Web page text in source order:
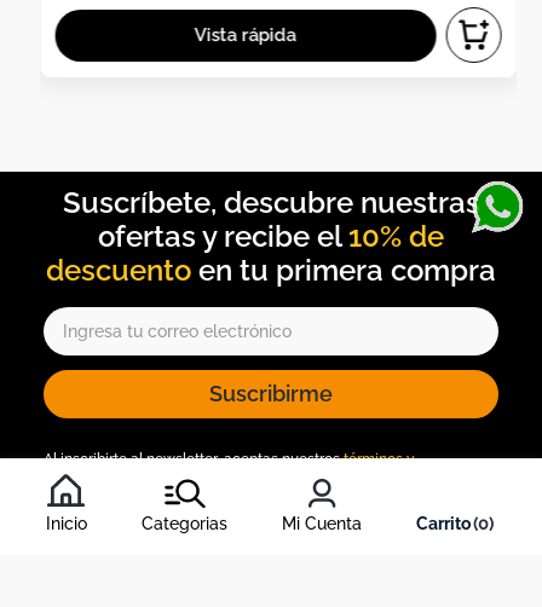
Inicio Categorias Mi Cuenta 0
10% de
descuento
Suscribirme
Al inscribirte al newsletter, aceptas nuestrostérminos y
condiciones
, y nuestra política de tratamiento de información